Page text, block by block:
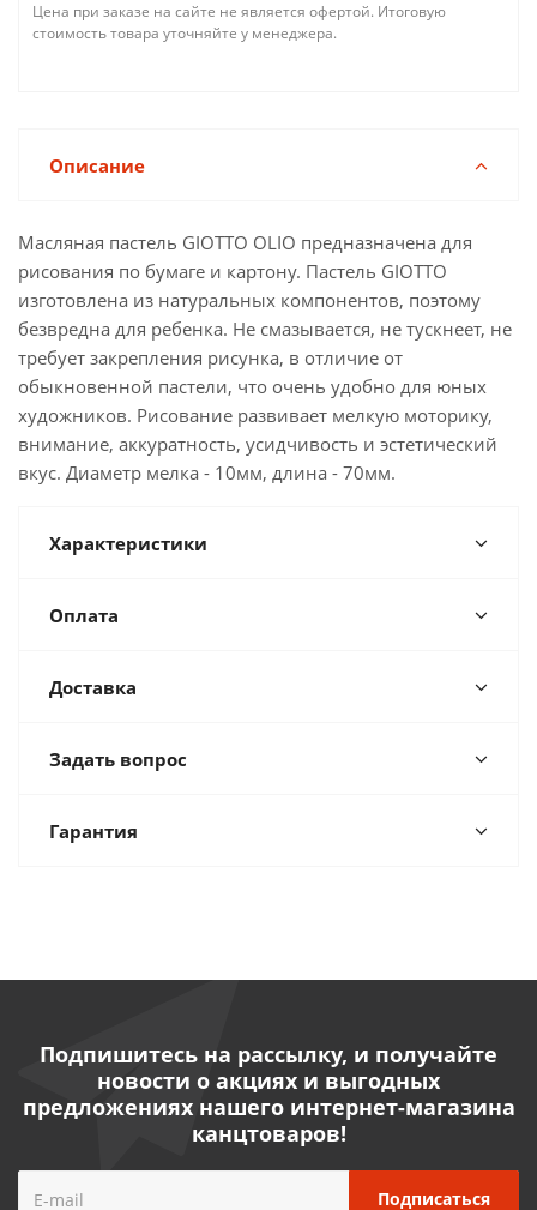
Цена при заказе на сайте не является офертой. Итоговую
стоимость товара уточняйте у менеджера.
Описание
Масляная пастель GIOTTO OLIO предназначена для
рисования по бумаге и картону. Пастель GIOTTO
изготовлена из натуральных компонентов, поэтому
безвредна для ребенка. Не смазывается, не тускнеет, не
требует закрепления рисунка, в отличие от
обыкновенной пастели, что очень удобно для юных
художников. Рисование развивает мелкую моторику,
внимание, аккуратность, усидчивость и эстетический
вкус. Диаметр мелка - 10мм, длина - 70мм.
Характеристики
Оплата
Доставка
Задать вопрос
Гарантия
Подпишитесь на рассылку, и получайте
новости о акциях и выгодных
предложениях нашего интернет-магазина
канцтоваров!